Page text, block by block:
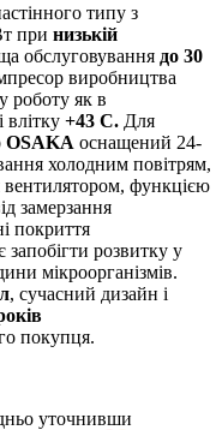
типу з
при низькій
обслуговування до 30
виробництва
роботу як в
влітку +43 С. Для
OSAKA оснащений 24-
холодним повітрям,
функцією
замерзання
покриття
запобігти розвитку у
мікроорганізмів.
, сучасний дизайн і
покупця.
уточнивши